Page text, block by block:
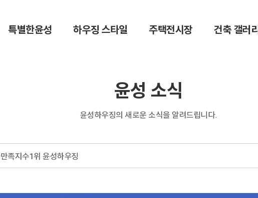
특별한윤성 하우징 스타일 주택전시장 건축 갤러리
윤성 소식
윤성하우징의 새로운 소식을 알려드립니다.
족지수1위 윤성하우징